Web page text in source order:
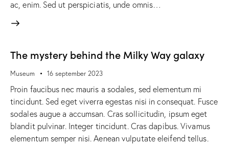
ac, enim. Sed ut perspiciatis, unde omnis…
The mystery behind the Milky Way galaxy
Museum 16 september 2023
Proin faucibus nec mauris a sodales, sed elementum mi
tincidunt. Sed eget viverra egestas nisi in consequat. Fusce
sodales augue a accumsan. Cras sollicitudin, ipsum eget
blandit pulvinar. Integer tincidunt. Cras dapibus. Vivamus
elementum semper nisi. Aenean vulputate eleifend tellus.